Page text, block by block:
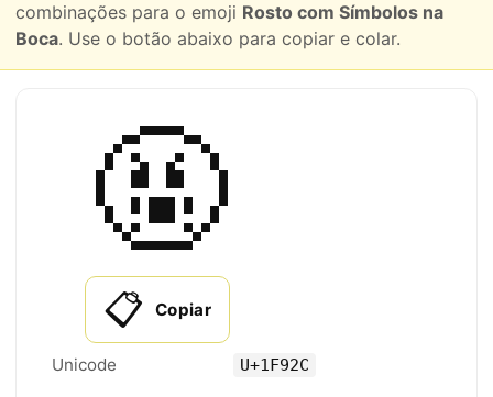
combinações para o emoji Rosto com Símbolos na
Boca. Use o botão abaixo para copiar e colar.
🤬
📋 Copiar
Unicode U+1F92C